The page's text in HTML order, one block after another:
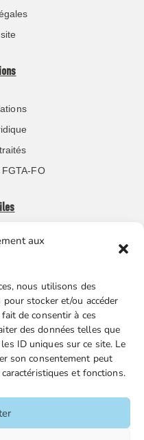
aux
nous utilisons des
stocker et/ou accéder
de consentir à ces
des données telles que
ID uniques sur ce site. Le
son consentement peut
et fonctions.
FO
ligne
– 92170 Vanves / 01 86